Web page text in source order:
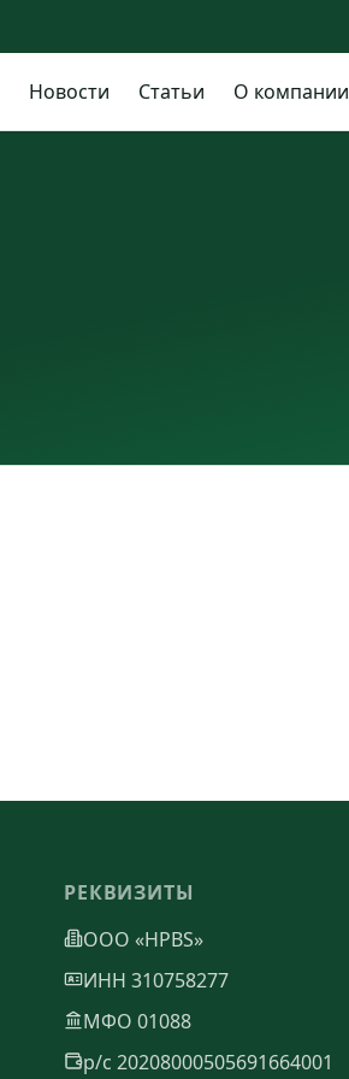
Новости Статьи О компании
РЕКВИЗИТЫ
ООО «HPBS»
ИНН 310758277
МФО 01088
р/с 20208000505691664001